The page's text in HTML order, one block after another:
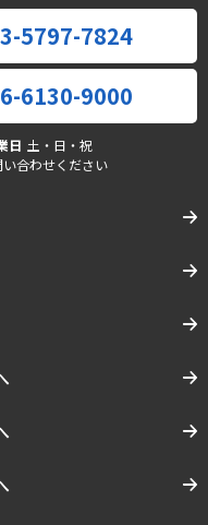
5797-7824
6130-9000
日 土・日・祝
合わせください